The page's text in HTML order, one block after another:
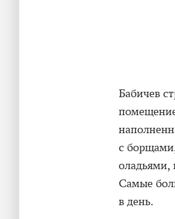
Бабичев
с
оладьями,
Самые
в день.